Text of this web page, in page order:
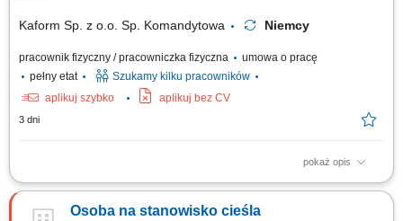
Kaform Sp. z o.o. Sp. Komandytowa Niemcy
pracownik fizyczny / pracowniczka fizyczna
umowa o pracę
pełny etat
Szukamy kilku pracowników
aplikuj szybko
aplikuj bez CV
3 dni
pokaż opis
Opis stanowiska: Szalowanie: ścian, stropów, słupów - praca samodzielna
betonowych; Betonowanie;
Osoba na stanowisko cieśla